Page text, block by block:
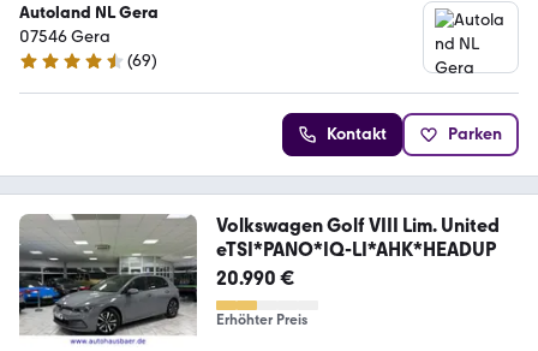
Autoland NL Gera
07546 Gera
4.6 Sterne
(69)
Kontakt Parken
Volkswagen Golf VIII Lim. United
eTSI*PANO*IQ-LI*AHK*HEADUP
20.990 €
Erhöhter Preis